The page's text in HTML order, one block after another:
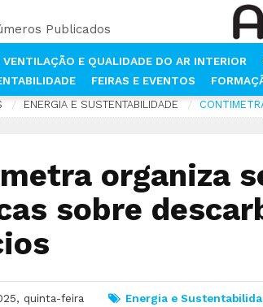
Publicados
VENTILAÇÃO E QUALIDADE DO AR INTERIOR
FEIRAS E EVENTOS
ENERGIA E SUSTENTABILIDADE
organiza
sobre
quinta-feira Energia e